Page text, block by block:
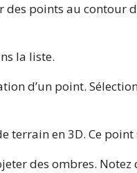
points au contour
la liste.
d’un point.
terrain en 3D. Ce
des ombres. Notez